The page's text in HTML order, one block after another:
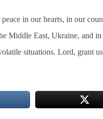
in our hearts, in our
Middle East, Ukraine, and in
situations. Lord, grant